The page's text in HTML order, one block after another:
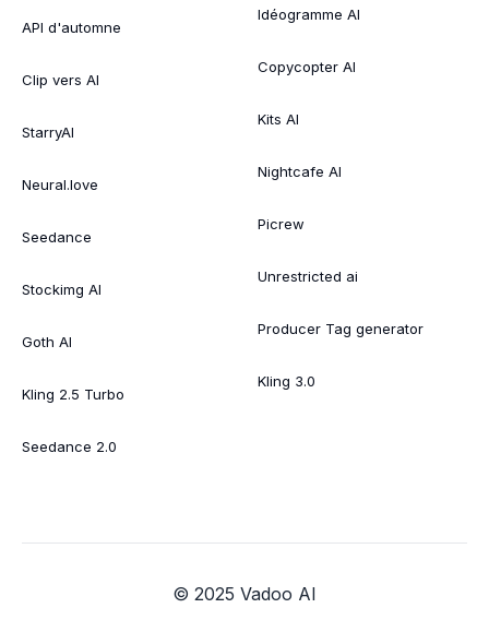
API d'automne
Clip vers AI
StarryAI
Neural.love
Seedance
Stockimg AI
Goth AI
Kling 2.5 Turbo
Seedance 2.0
Idéogramme AI
Copycopter AI
Kits AI
Nightcafe AI
Picrew
Unrestricted ai
Producer Tag generator
Kling 3.0
© 2025 Vadoo AI